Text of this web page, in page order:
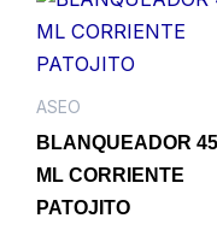
ASEO
BLANQUEADOR
ML CORRIENTE
PATOJITO